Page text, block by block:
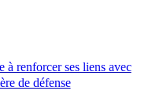
à renforcer ses liens avec
de défense